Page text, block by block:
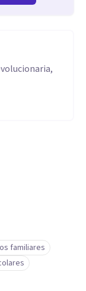
familiares